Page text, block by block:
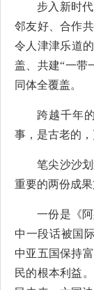
步入新时
邻友好、合作
令人津津乐道
盖、共建“一带
同体全覆盖。
跨越千年
事，是古老的，
笔尖沙沙
重要的两份成果
一份是《
中一段话被国
中亚五国保持
民的根本利益